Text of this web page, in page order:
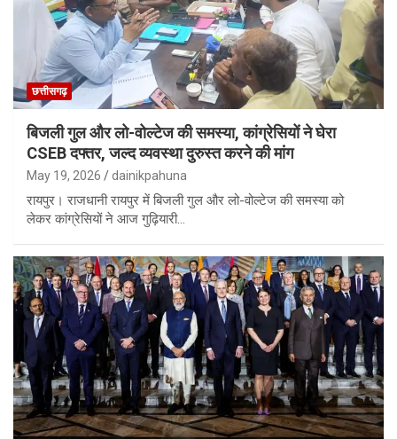
छत्तीसगढ़
बिजली गुल और लो-वोल्टेज की समस्या, कांग्रेसियों ने घेरा
CSEB दफ्तर, जल्द व्यवस्था दुरुस्त करने की मांग
May 19, 2026 dainikpahuna
रायपुर। राजधानी रायपुर में बिजली गुल और लो-वोल्टेज की समस्या को
लेकर कांग्रेसियों ने आज गुढ़ियारी…